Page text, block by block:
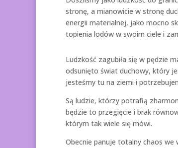
stronę, a mianowicie w stronę
energii materialnej, jako mocno
topienia lodów w swoim ciele i
Ludzkość zagubiła się w pędzie
odsunięto świat duchowy, który
jesteśmy tu na ziemi i
Są ludzie, którzy potrafią
będzie to przegięcie i brak
którym tak wiele się mówi.
Obecnie panuje totalny chaos we